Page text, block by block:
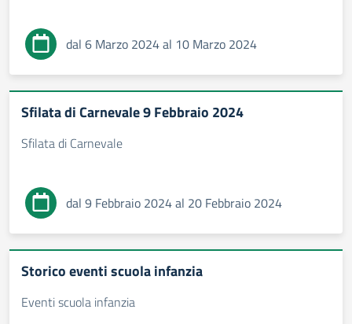
dal 6 Marzo 2024 al 10 Marzo 2024
Sfilata di Carnevale 9 Febbraio 2024
Sfilata di Carnevale
dal 9 Febbraio 2024 al 20 Febbraio 2024
Storico eventi scuola infanzia
Eventi scuola infanzia